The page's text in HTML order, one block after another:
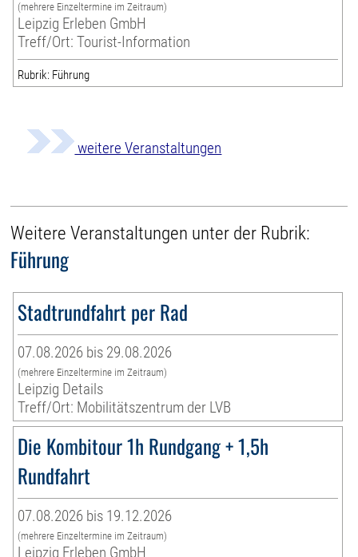
(mehrere Einzeltermine im Zeitraum)
Leipzig Erleben GmbH
Treff/Ort: Tourist-Information
Rubrik: Führung
weitere Veranstaltungen
Weitere Veranstaltungen unter der Rubrik:
Führung
Stadtrundfahrt per Rad
07.08.2026 bis 29.08.2026
(mehrere Einzeltermine im Zeitraum)
Leipzig Details
Treff/Ort: Mobilitätszentrum der LVB
Die Kombitour 1h Rundgang + 1,5h
Rundfahrt
07.08.2026 bis 19.12.2026
(mehrere Einzeltermine im Zeitraum)
Leipzig Erleben GmbH